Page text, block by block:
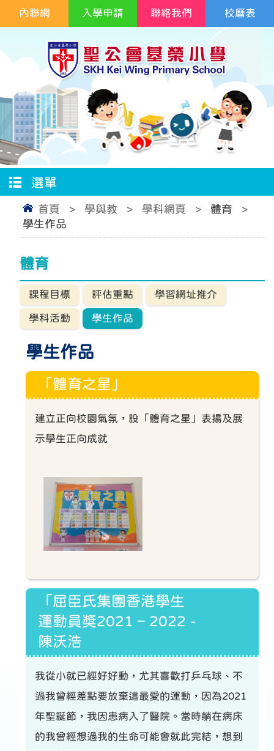
校曆表
內聯網 入學申請 聯絡我們
選單
首頁 > 學與教 > 學科網頁 > 體育
>
學生作品
體育
課程目標 評估重點 學習網址推介
學科活動 學生作品
學生作品
「體育之星」
建立正向校園氣氛，設「體育之星」表揚及展
示學生正向成就
「屈臣氏集團香港學生
運動員獎2021 – 2022 -
陳沃浩
我從小就已經好好動，尤其喜歡打乒乓球、不
過我曾經差點要放棄這最愛的運動，因為2021
年聖誕節，我因患病入了醫院。當時躺在病床
的我曾經想過我的生命可能會就此完結，想到